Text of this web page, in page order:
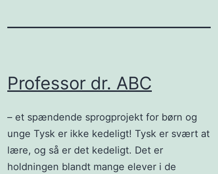
Professor dr. ABC
– et spændende sprogprojekt for børn og
unge Tysk er ikke kedeligt! Tysk er svært at
lære, og så er det kedeligt. Det er
holdningen blandt mange elever i de